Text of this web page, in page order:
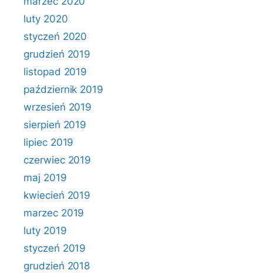
luty 2020
styczeń 2020
grudzień 2019
listopad 2019
październik 2019
wrzesień 2019
sierpień 2019
lipiec 2019
czerwiec 2019
maj 2019
kwiecień 2019
marzec 2019
luty 2019
styczeń 2019
grudzień 2018